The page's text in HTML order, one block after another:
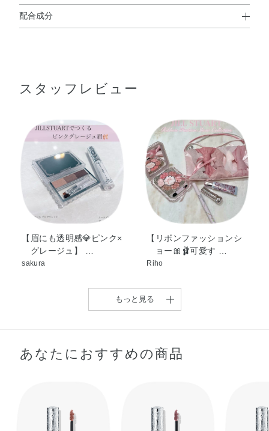
使用方法
配合成分
ベンダー油・ローズマリーエキス・EDTA－2Na・TEA・
酸ソルビタン・トリセテアレス－4リン酸・パーフルオロ
オクチルトリエトキシシラン・ポリソルベート80・ミネラ
ルオイル・ラウリル硫酸Na・レシチン・水酸化Al・メチル
パラベン・香料・マイカ・酸化チタン・酸化鉄
スタッフレビュー
【眉にも透明感💎ピンク×
グレージュ】 …
sakura
【リボンファッションシ
ョー🎀🩰可愛す …
Riho
【 ジルスチュアート秋コ
スメ2025 …
【❤️眉のニュアンスレッ
ドカラー❤️】 …
もっと見る
あなたにおすすめの商品